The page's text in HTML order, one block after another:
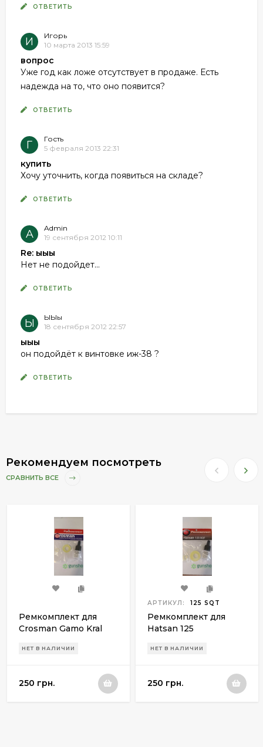
ОТВЕТИТЬ
И
Игорь
10 марта 2013 15:59
вопрос
Уже год как ложе отсутствует в продаже. Есть
надежда на то, что оно появится?
ОТВЕТИТЬ
Г
Гость
5 февраля 2013 22:31
купить
Хочу уточнить, когда появиться на складе?
ОТВЕТИТЬ
A
Admin
19 сентября 2012 10:11
Re: ыыы
Нет не подойдет...
ОТВЕТИТЬ
Ы
ЫЫы
18 сентября 2012 22:57
ыыы
он подойдёт к винтовке иж-38 ?
ОТВЕТИТЬ
Рекомендуем посмотреть
СРАВНИТЬ ВСЕ
Ремкомплект для
Crosman Gamo Kral
НЕТ В НАЛИЧИИ
250 грн.
АРТИКУЛ: 125 SQT
Ремкомплект для
Hatsan 125
НЕТ В НАЛИЧИИ
250 грн.